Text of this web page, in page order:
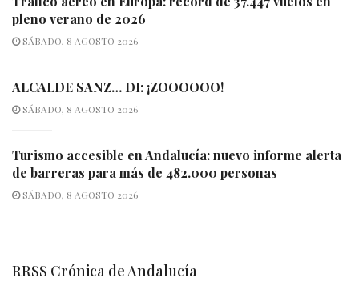
pleno verano de 2026
SÁBADO, 8 AGOSTO 2026
ALCALDE SANZ… DI: ¡ZOOOOOO!
SÁBADO, 8 AGOSTO 2026
Turismo accesible en Andalucía: nuevo informe alerta
de barreras para más de 482.000 personas
SÁBADO, 8 AGOSTO 2026
RRSS Crónica de Andalucía